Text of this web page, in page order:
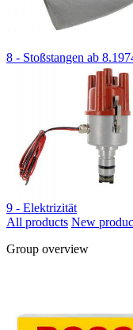
8 - Stoßstangen ab
9 - Elektrizität
All products New
Group overview